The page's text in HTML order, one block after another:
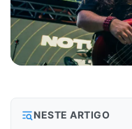
NESTE ARTIGO